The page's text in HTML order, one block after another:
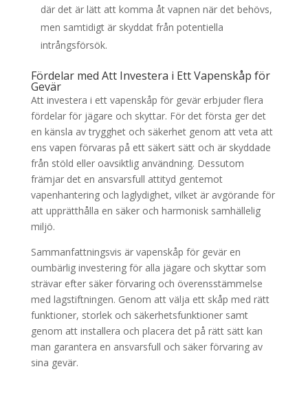
där det är lätt att komma åt vapnen när det behövs,
men samtidigt är skyddat från potentiella
intrångsförsök.
Fördelar med Att Investera i Ett Vapenskåp för
Gevär
Att investera i ett vapenskåp för gevär erbjuder flera
fördelar för jägare och skyttar. För det första ger det
en känsla av trygghet och säkerhet genom att veta att
ens vapen förvaras på ett säkert sätt och är skyddade
från stöld eller oavsiktlig användning. Dessutom
främjar det en ansvarsfull attityd gentemot
vapenhantering och laglydighet, vilket är avgörande för
att upprätthålla en säker och harmonisk samhällelig
miljö.
Sammanfattningsvis är vapenskåp för gevär en
oumbärlig investering för alla jägare och skyttar som
strävar efter säker förvaring och överensstämmelse
med lagstiftningen. Genom att välja ett skåp med rätt
funktioner, storlek och säkerhetsfunktioner samt
genom att installera och placera det på rätt sätt kan
man garantera en ansvarsfull och säker förvaring av
sina gevär.